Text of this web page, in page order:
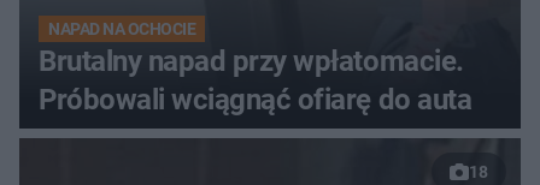
NAPAD NA OCHOCIE
Brutalny napad przy wpłatomacie.
Próbowali wciągnąć ofiarę do auta
18